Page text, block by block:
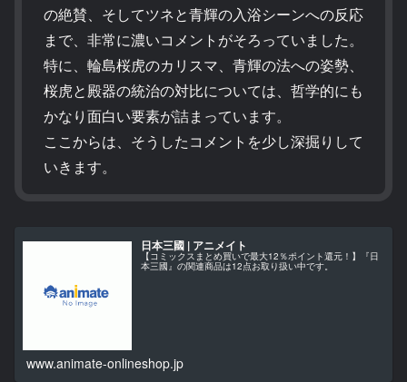
の絶賛、そしてツネと青輝の入浴シーンへの反応
まで、非常に濃いコメントがそろっていました。
特に、輪島桜虎のカリスマ、青輝の法への姿勢、
桜虎と殿器の統治の対比については、哲学的にも
かなり面白い要素が詰まっています。
ここからは、そうしたコメントを少し深掘りして
いきます。
日本三國 | アニメイト
【コミックスまとめ買いで最大12％ポイント還元！】『日
本三國』の関連商品は12点お取り扱い中です。
www.animate-onlineshop.jp